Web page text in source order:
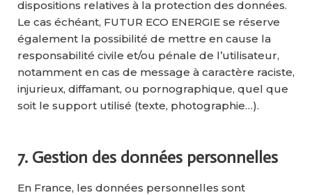
dispositions relatives à la protection des données.
Le cas échéant, FUTUR ECO ENERGIE se réserve
également la possibilité de mettre en cause la
responsabilité civile et/ou pénale de l’utilisateur,
notamment en cas de message à caractère raciste,
injurieux, diffamant, ou pornographique, quel que
soit le support utilisé (texte, photographie…).
7. Gestion des données personnelles
En France, les données personnelles sont